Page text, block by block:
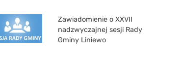
Zawiadomienie o XXVII
nadzwyczajnej sesji Rady
Gminy Liniewo